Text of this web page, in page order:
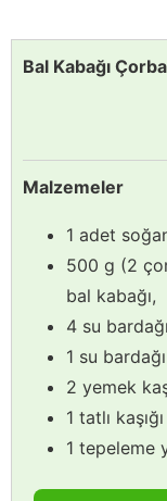
Bal Kabağı
Malzemeler
1 adet
500 g (2
bal kabağı,
4 su
1 su
2 yemek
1 tatlı
1 tepeleme